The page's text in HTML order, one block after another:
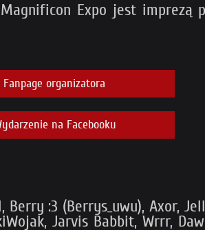
Expo jest imprezą
Fanpage organizatora
na Facebooku
:3 (Berrys_uwu), Axor,
Jarvis Babbit, Wrrr,